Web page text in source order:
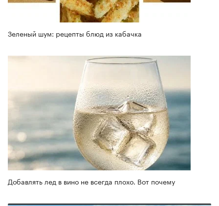
Зеленый шум: рецепты блюд из кабачка
Добавлять лед в вино не всегда плохо. Вот почему